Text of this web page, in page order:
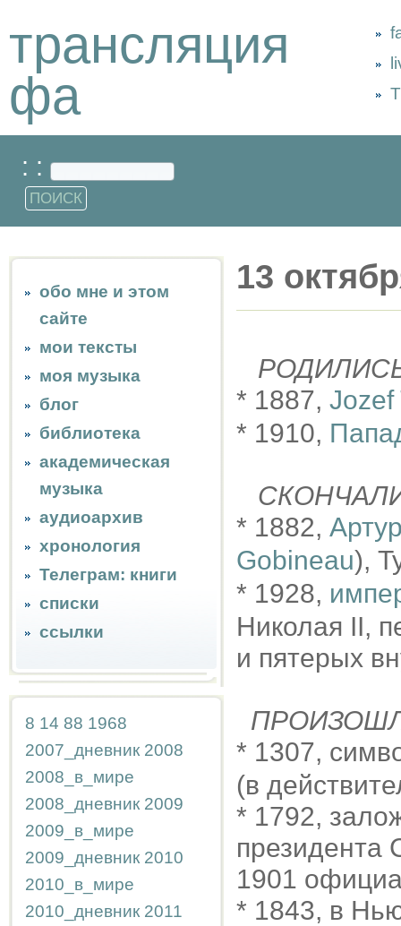
трансляция
фа
: :
обо мне и этом
сайте
мои тексты
моя музыка
блог
библиотека
академическая
музыка
аудиоархив
хронология
Телеграм: книги
списки
ссылки
8 14 88 1968
2007_дневник 2008
2008_в_мире
2008_дневник 2009
2009_в_мире
2009_дневник 2010
2010_в_мире
2010_дневник 2011
13
* 1887, Jozef
* 1910,
* 1882,
Gobineau),
* 1928,
Николая II,
и пятерых
* 1307,
(в
* 1792,
президента
1901
* 1843, в